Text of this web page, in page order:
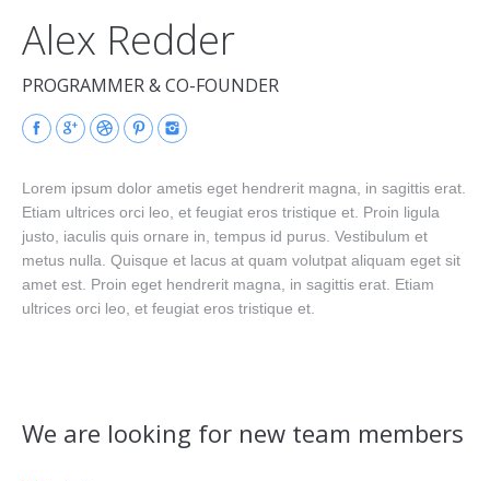
Alex Redder
PROGRAMMER & CO-FOUNDER
Lorem ipsum dolor ametis eget hendrerit magna, in sagittis erat.
Etiam ultrices orci leo, et feugiat eros tristique et. Proin ligula
justo, iaculis quis ornare in, tempus id purus. Vestibulum et
metus nulla. Quisque et lacus at quam volutpat aliquam eget sit
amet est. Proin eget hendrerit magna, in sagittis erat. Etiam
ultrices orci leo, et feugiat eros tristique et.
We are looking for new team members